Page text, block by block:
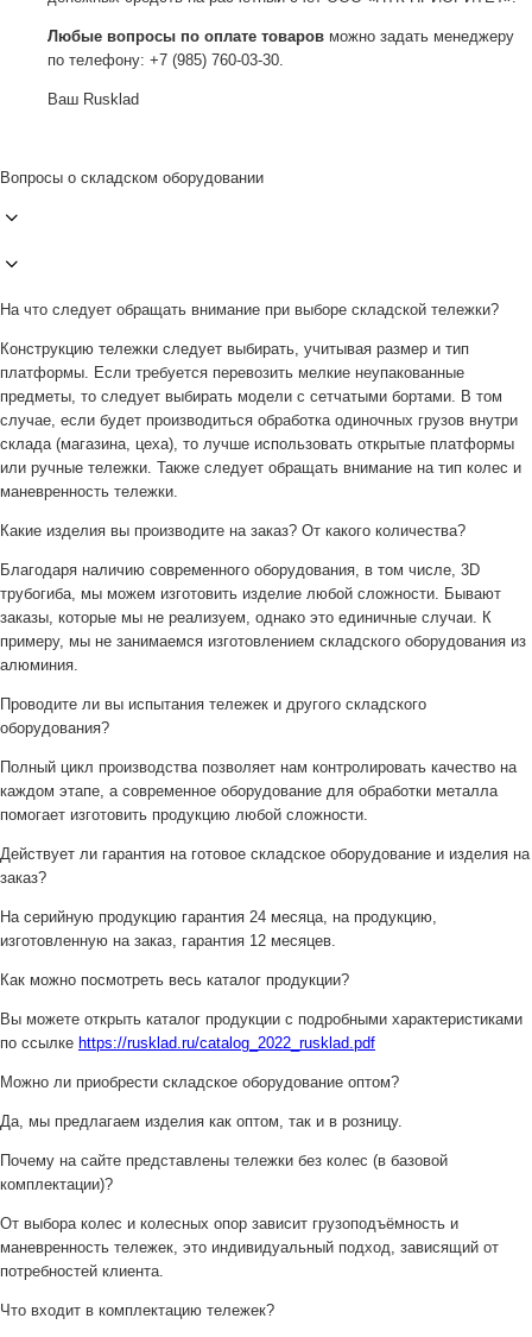
Любые вопросы по оплате товаров можно задать менеджеру
по телефону: +7 (985) 760-03-30.
Ваш Rusklad
Вопросы о складском оборудовании
На что следует обращать внимание при выборе складской тележки?
Конструкцию тележки следует выбирать, учитывая размер и тип
платформы. Если требуется перевозить мелкие неупакованные
предметы, то следует выбирать модели с сетчатыми бортами. В том
случае, если будет производиться обработка одиночных грузов внутри
склада (магазина, цеха), то лучше использовать открытые платформы
или ручные тележки. Также следует обращать внимание на тип колес и
маневренность тележки.
Какие изделия вы производите на заказ? От какого количества?
Благодаря наличию современного оборудования, в том числе, 3D
трубогиба, мы можем изготовить изделие любой сложности. Бывают
заказы, которые мы не реализуем, однако это единичные случаи. К
примеру, мы не занимаемся изготовлением складского оборудования из
алюминия.
Проводите ли вы испытания тележек и другого складского
оборудования?
Полный цикл производства позволяет нам контролировать качество на
каждом этапе, а современное оборудование для обработки металла
помогает изготовить продукцию любой сложности.
Действует ли гарантия на готовое складское оборудование и изделия на
заказ?
На серийную продукцию гарантия 24 месяца, на продукцию,
изготовленную на заказ, гарантия 12 месяцев.
Как можно посмотреть весь каталог продукции?
Вы можете открыть каталог продукции с подробными характеристиками
по ссылке https://rusklad.ru/catalog_2022_rusklad.pdf
Можно ли приобрести складское оборудование оптом?
Да, мы предлагаем изделия как оптом, так и в розницу.
Почему на сайте представлены тележки без колес (в базовой
комплектации)?
От выбора колес и колесных опор зависит грузоподъёмность и
маневренность тележек, это индивидуальный подход, зависящий от
потребностей клиента.
Что входит в комплектацию тележек?